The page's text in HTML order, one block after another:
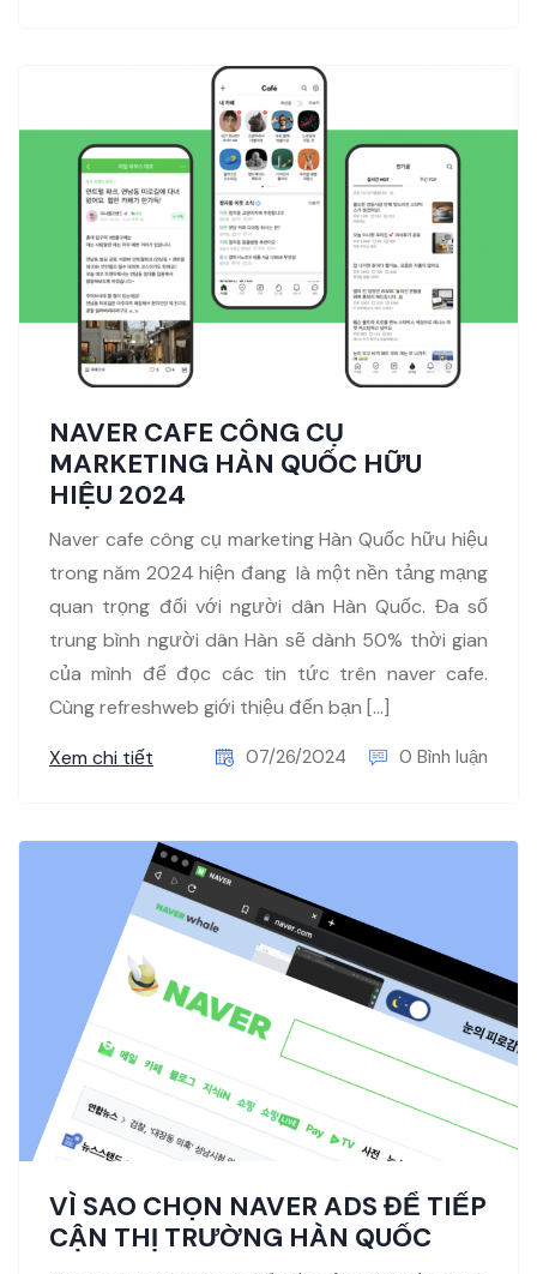
NAVER CAFE CÔNG CỤ
MARKETING HÀN QUỐC HỮU
HIỆU 2024
Naver cafe công cụ marketing Hàn Quốc hữu hiệu
trong năm 2024 hiện đang là một nền tảng mạng
quan trọng đối với người dân Hàn Quốc. Đa số
trung bình người dân Hàn sẽ dành 50% thời gian
của mình để đọc các tin tức trên naver cafe.
Cùng refreshweb giới thiệu đến bạn […]
Xem chi tiết
07/26/2024 0 Bình luận
VÌ SAO CHỌN NAVER ADS ĐỂ TIẾP
CẬN THỊ TRƯỜNG HÀN QUỐC